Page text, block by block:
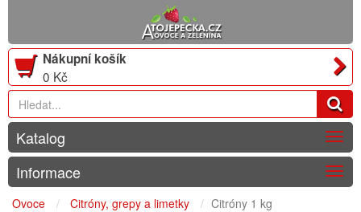
Nákupní košík
0 Kč
Katalog
Informace
Ovoce Citróny, grepy a limetky Citróny 1 kg